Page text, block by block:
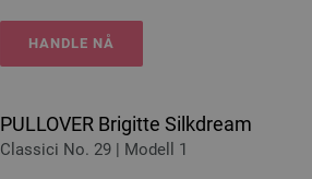
HANDLE NÅ
PULLOVER Brigitte Silkdream
Classici No. 29 | Modell 1